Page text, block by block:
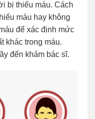
bị thiếu máu. Cách
máu hay không
để xác định mức
khác trong máu.
đến khám bác sĩ.